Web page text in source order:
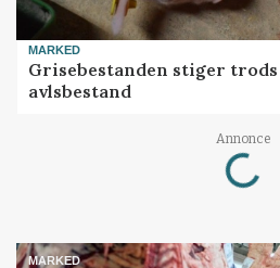
MARKED
Grisebestanden stiger trods
avlsbestand
Annonce
Loading...
MARKED